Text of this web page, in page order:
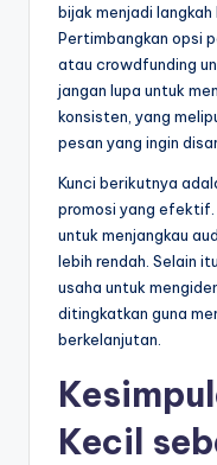
bijak menjadi
Pertimbangkan opsi
atau crowdfunding
jangan lupa untuk
konsisten, yang
pesan yang ingin
Kunci berikutnya
promosi yang efektif.
untuk menjangkau
lebih rendah. Selain
usaha untuk
ditingkatkan guna
berkelanjutan.
Kecil